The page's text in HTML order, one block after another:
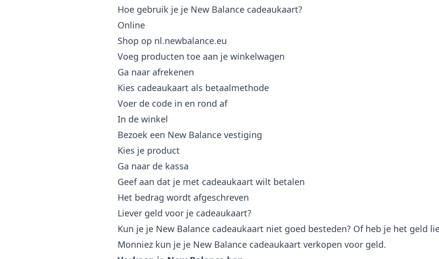
Hoe gebruik je je New Balance cadeaukaart?
Online
Shop op nl.newbalance.eu
Voeg producten toe aan je winkelwagen
Ga naar afrekenen
Kies cadeaukaart als betaalmethode
Voer de code in en rond af
In de winkel
Bezoek een New Balance vestiging
Kies je product
Ga naar de kassa
Geef aan dat je met cadeaukaart wilt betalen
Het bedrag wordt afgeschreven
Liever geld voor je cadeaukaart?
Kun je je New Balance cadeaukaart niet goed besteden? Of heb je het geld
Monniez kun je je New Balance cadeaukaart verkopen voor geld.